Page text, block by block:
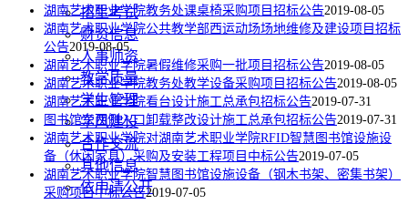
招生考试
财资信息
人事师资
教学质量
学生管理
学风建设
合作交流
其他信息
依申请公开
湖南艺术职业学院教务处课桌椅采购项目招标公告2019-08-05
湖南艺术职业学院公共教学部西运动场场地维修及建设项目招标
公告2019-08-05
湖南艺术职业学院暑假维修采购一批项目招标公告2019-08-05
湖南艺术职业学院教务处教学设备采购项目招标公告2019-08-05
湖南艺术职业学院看台设计施工总承包招标公告2019-07-31
图书馆东西侧入口卸载整改设计施工总承包招标公告2019-07-31
湖南艺术职业学院对湖南艺术职业学院RFID智慧图书馆设施设
备（休闲家具）采购及安装工程项目中标公告2019-07-05
湖南艺术职业学院智慧图书馆设施设备（钢木书架、密集书架）
采购项目中标公告2019-07-05